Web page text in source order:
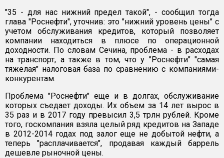
"35 - для нас нижний предел такой", - сообщил тогда
глава "Роснефти", уточнив: это "нижний уровень цены" с
учетом обслуживания кредитов, который позволяет
компании находиться в плюсе по операционной
доходности. По словам Сечина, проблема - в расходах
на транспорт, а также в том, что у "Роснефти" "самая
тяжелая" налоговая база по сравнению с компаниями-
конкурентам.
Проблема "Роснефти" еще и в долгах, обслуживание
которых съедает доходы. Их объем за 14 лет вырос в
35 раз и в 2017 году превысил 3,5 трлн рублей. Кроме
того, госкомпания взяла целый ряд кредитов на Западе
в 2012-2014 годах под залог еще не добытой нефти, а
теперь "расплачивается", продавая каждый баррель
дешевле рыночной цены.